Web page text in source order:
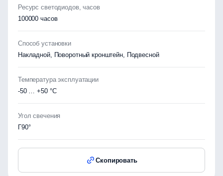
Ресурс светодиодов, часов
100000 часов
Способ установки
Накладной, Поворотный кронштейн, Подвесной
Температура эксплуатации
-50 … +50 °C
Угол свечения
Г90°
Скопировать